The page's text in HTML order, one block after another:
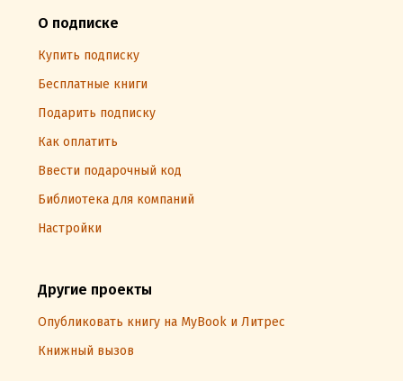
О подписке
Купить подписку
Бесплатные книги
Подарить подписку
Как оплатить
Ввести подарочный код
Библиотека для компаний
Настройки
Другие проекты
Опубликовать книгу на MyBook и Литрес
Книжный вызов